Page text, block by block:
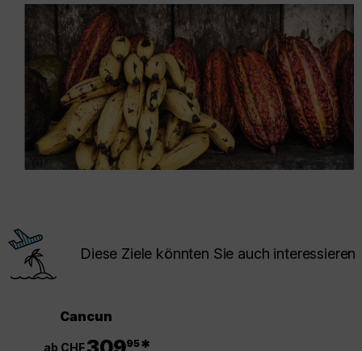
Diese Ziele könnten Sie auch interessieren
Cancun
ab CHF 95